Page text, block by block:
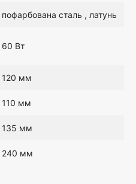
пофарбована сталь , латунь
60 Вт
120 мм
110 мм
135 мм
240 мм